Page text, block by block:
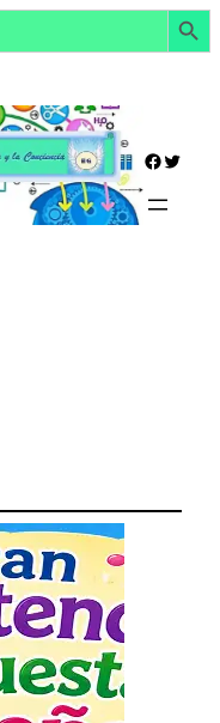
Botón de
Twitter